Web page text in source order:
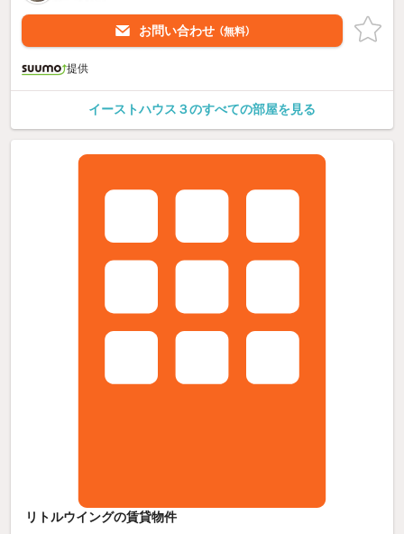
お問い合わせ （無料）
提供
イーストハウス３のすべての部屋を見る
リトルウイングの賃貸物件